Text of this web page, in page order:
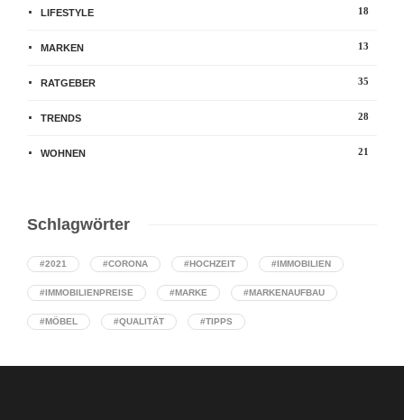
LIFESTYLE 18
MARKEN 13
RATGEBER 35
TRENDS 28
WOHNEN 21
Schlagwörter
#2021 #CORONA #HOCHZEIT #IMMOBILIEN
#IMMOBILIENPREISE #MARKE #MARKENAUFBAU
#MÖBEL #QUALITÄT #TIPPS